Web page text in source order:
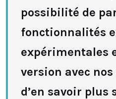
possibilité de
fonctionnalités
expérimentales
version avec
d’en savoir